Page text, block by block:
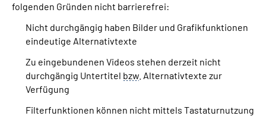
folgenden Gründen nicht barrierefrei:
Nicht durchgängig haben Bilder und Grafikfunktionen
eindeutige Alternativtexte
Zu eingebundenen Videos stehen derzeit nicht
durchgängig Untertitel bzw . Alternativtexte zur
Verfügung
Filterfunktionen können nicht mittels Tastaturnutzung